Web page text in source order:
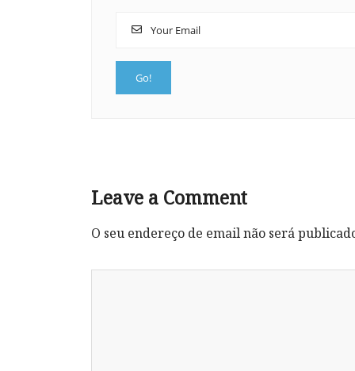
Leave a Comment
O seu endereço de email não será